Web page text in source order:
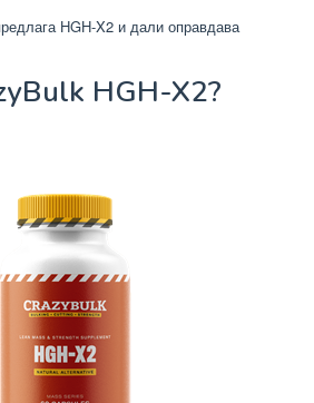
HGH-X2 и дали оправдава
HGH-X2?